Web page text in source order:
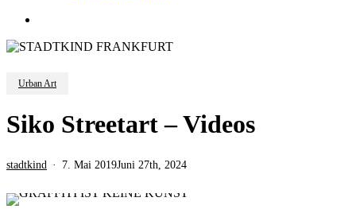
Urban Art
Siko Streetart – Videos
stadtkind 7. Mai 2019Juni 27th, 2024